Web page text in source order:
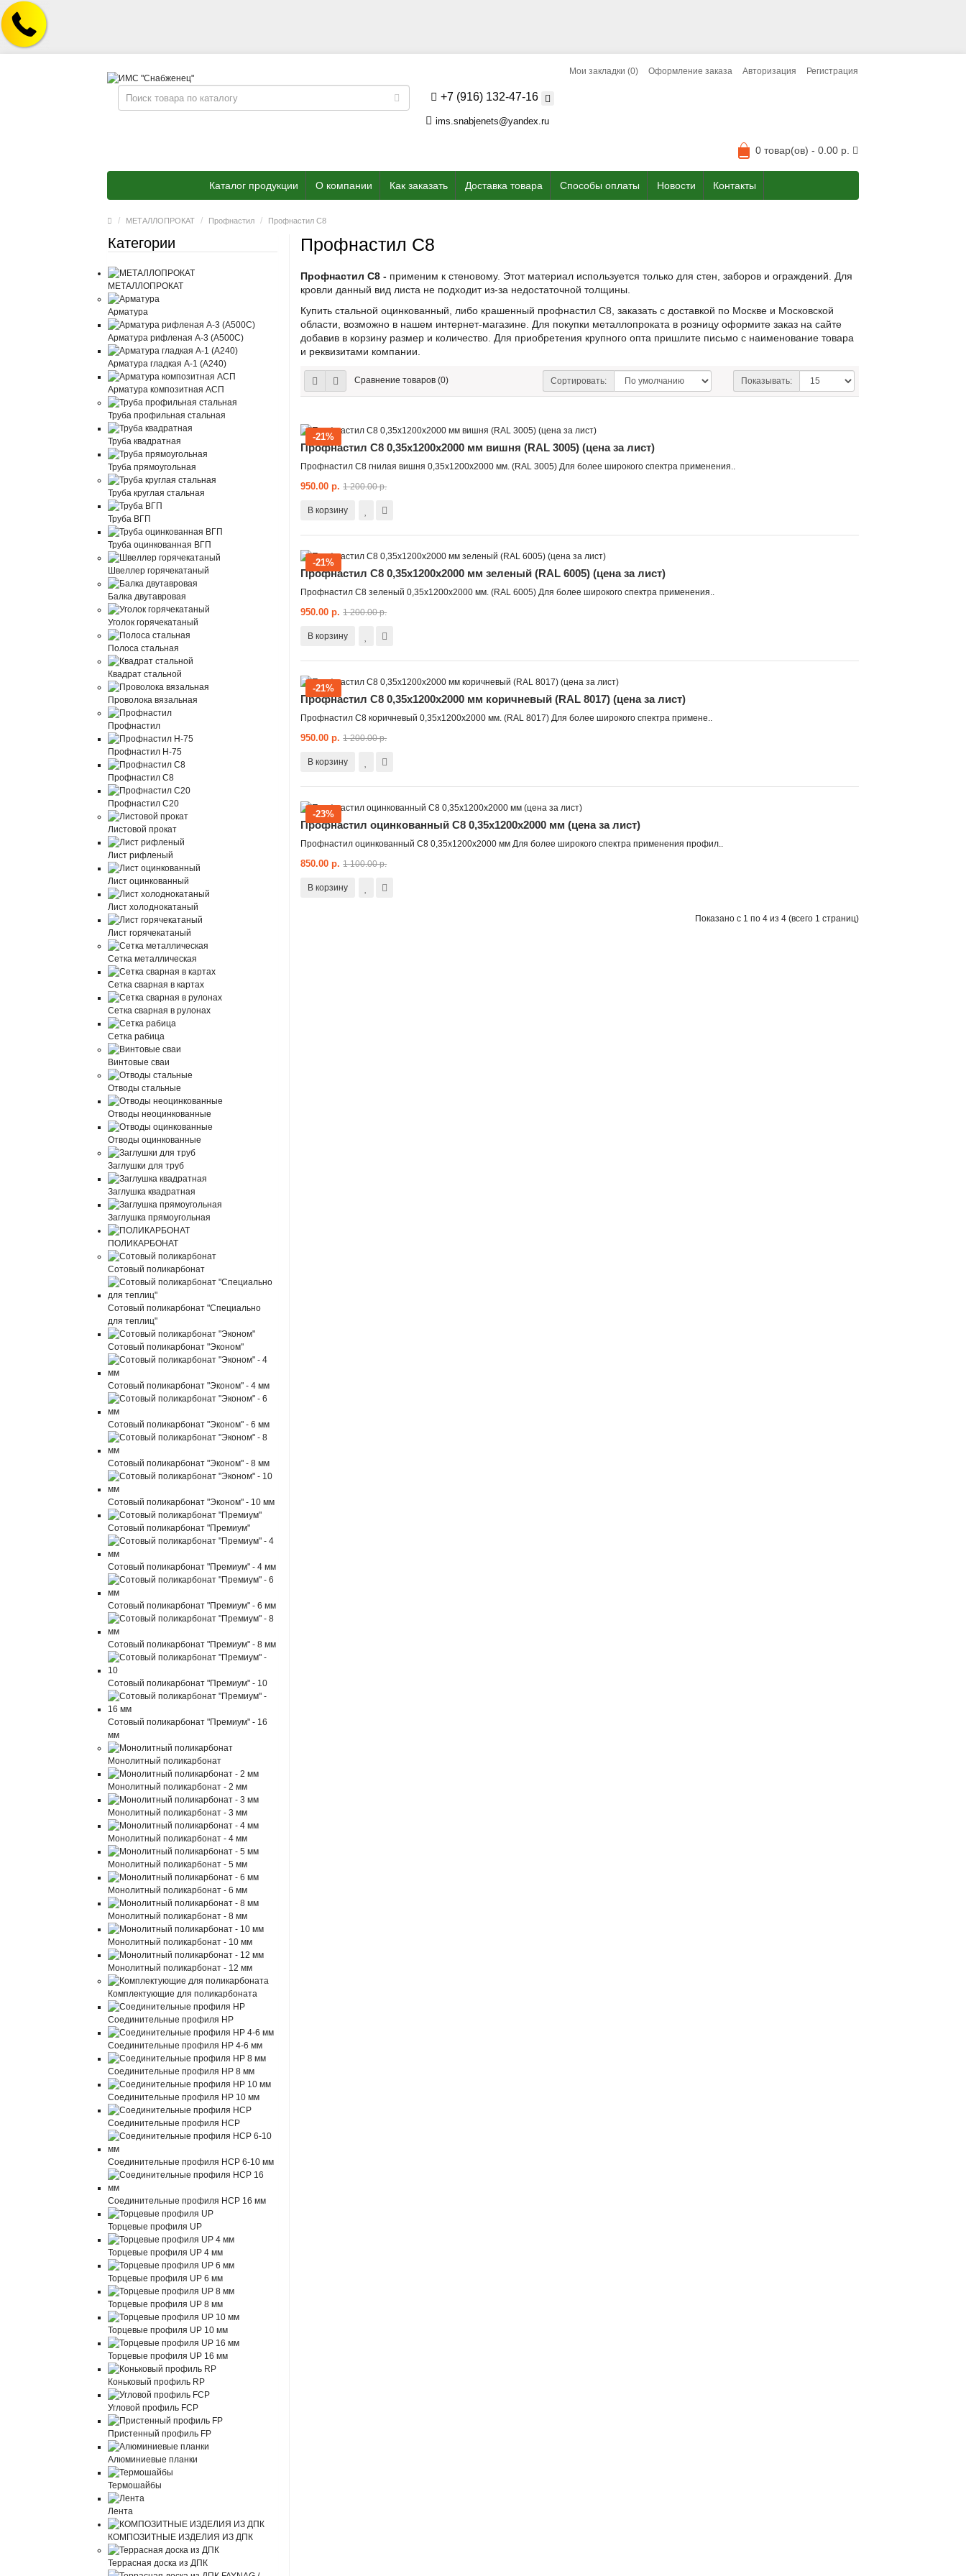
Авторизация Регистрация
Мои закладки (0) Оформление заказа
+7 (916) 132-47-16
ims.snabjenets@yandex.ru
0 товар(ов) - 0.00 р.
Каталог продукции О компании Как заказать Доставка товара Способы оплаты Новости Контакты
МЕТАЛЛОПРОКАТ Профнастил Профнастил С8
Категории
МЕТАЛЛОПРОКАТ
Арматура
Арматура рифленая А-3 (А500С)
Арматура гладкая А-1 (А240)
Арматура композитная АСП
Труба профильная стальная
Труба квадратная
Труба прямоугольная
Труба круглая стальная
Труба ВГП
Труба оцинкованная ВГП
Швеллер горячекатаный
Балка двутавровая
Уголок горячекатаный
Полоса стальная
Квадрат стальной
Проволока вязальная
Профнастил
Профнастил Н-75
Профнастил С8
Профнастил С20
Листовой прокат
Лист рифленый
Лист оцинкованный
Лист холоднокатаный
Лист горячекатаный
Сетка металлическая
Сетка сварная в картах
Сетка сварная в рулонах
Сетка рабица
Винтовые сваи
Отводы стальные
Отводы неоцинкованные
Отводы оцинкованные
Заглушки для труб
Заглушка квадратная
Заглушка прямоугольная
ПОЛИКАРБОНАТ
Сотовый поликарбонат
Сотовый поликарбонат "Специально
для теплиц"
Сотовый поликарбонат "Эконом"
Сотовый поликарбонат "Эконом" - 4 мм
Сотовый поликарбонат "Эконом" - 6 мм
Сотовый поликарбонат "Эконом" - 8 мм
Сотовый поликарбонат "Эконом" - 10 мм
Сотовый поликарбонат "Премиум"
Сотовый поликарбонат "Премиум" - 4 мм
Сотовый поликарбонат "Премиум" - 6 мм
Сотовый поликарбонат "Премиум" - 8 мм
Сотовый поликарбонат "Премиум" - 10
Сотовый поликарбонат "Премиум" - 16
мм
Монолитный поликарбонат
Монолитный поликарбонат - 2 мм
Монолитный поликарбонат - 3 мм
Монолитный поликарбонат - 4 мм
Монолитный поликарбонат - 5 мм
Монолитный поликарбонат - 6 мм
Монолитный поликарбонат - 8 мм
Монолитный поликарбонат - 10 мм
Монолитный поликарбонат - 12 мм
Комплектующие для поликарбоната
Соединительные профиля HP
Соединительные профиля HP 4-6 мм
Соединительные профиля HP 8 мм
Соединительные профиля HP 10 мм
Соединительные профиля HCP
Соединительные профиля HCP 6-10 мм
Соединительные профиля HCP 16 мм
Торцевые профиля UP
Торцевые профиля UP 4 мм
Торцевые профиля UP 6 мм
Торцевые профиля UP 8 мм
Торцевые профиля UP 10 мм
Торцевые профиля UP 16 мм
Коньковый профиль RP
Угловой профиль FCP
Пристенный профиль FP
Алюминиевые планки
Термошайбы
Лента
КОМПОЗИТНЫЕ ИЗДЕЛИЯ ИЗ ДПК
Террасная доска из ДПК
Профнастил С8
Профнастил С8 - применим к стеновому. Этот материал используется только для стен, заборов и ограждений. Для
кровли данный вид листа не подходит из-за недостаточной толщины.
Купить стальной оцинкованный, либо крашенный профнастил С8, заказать с доставкой по Москве и Московской
области, возможно в нашем интернет-магазине. Для покупки металлопроката в розницу оформите заказ на сайте
добавив в корзину размер и количество. Для приобретения крупного опта пришлите письмо с наименование товара
и реквизитами компании.
Сравнение товаров (0) Сортировать: Показывать:
Профнастил С8 0,35x1200x2000 мм вишня (RAL 3005) (цена за лист)
Профнастил С8 гнилая вишня 0,35х1200x2000 мм. (RAL 3005) Для более широкого спектра применения..
950.00 р. 1 200.00 р.
-21%
В корзину
Профнастил С8 0,35x1200x2000 мм зеленый (RAL 6005) (цена за лист)
Профнастил С8 зеленый 0,35х1200x2000 мм. (RAL 6005) Для более широкого спектра применения..
950.00 р. 1 200.00 р.
-21%
В корзину
Профнастил С8 0,35x1200x2000 мм коричневый (RAL 8017) (цена за лист)
Профнастил С8 коричневый 0,35х1200x2000 мм. (RAL 8017) Для более широкого спектра примене..
950.00 р. 1 200.00 р.
-21%
В корзину
Профнастил оцинкованный С8 0,35x1200x2000 мм (цена за лист)
Профнастил оцинкованный С8 0,35х1200x2000 мм Для более широкого спектра применения профил..
850.00 р. 1 100.00 р.
-23%
В корзину
Показано с 1 по 4 из 4 (всего 1 страниц)